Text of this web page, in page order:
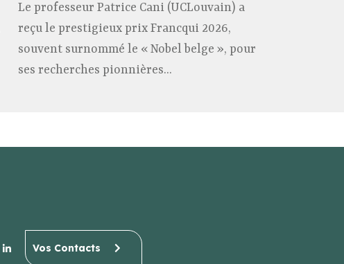
Le professeur Patrice Cani (UCLouvain) a
reçu le prestigieux prix Francqui 2026,
souvent surnommé le « Nobel belge », pour
ses recherches pionnières...
Vos Contacts